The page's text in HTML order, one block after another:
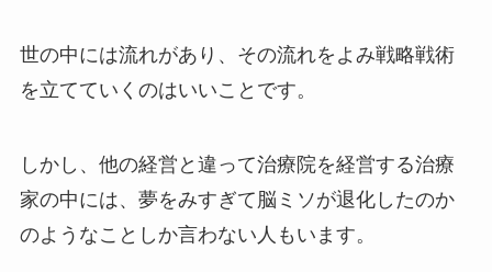
世の中には流れがあり、その流れをよみ戦略戦術
を立てていくのはいいことです。
しかし、他の経営と違って治療院を経営する治療
家の中には、夢をみすぎて脳ミソが退化したのか
のようなことしか言わない人もいます。